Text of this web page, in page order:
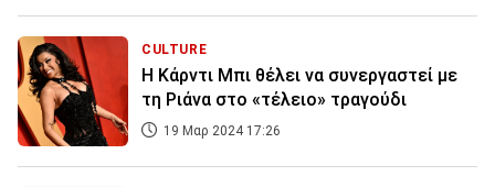
CULTURE
Η Κάρντι Μπι θέλει να συνεργαστεί με
τη Ριάνα στο «τέλειο» τραγούδι
19 Μαρ 2024 17:26